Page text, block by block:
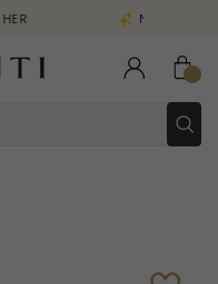
NEW COLLECTION |